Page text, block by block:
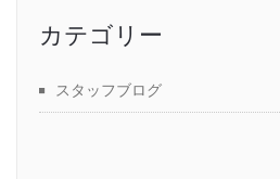
カテゴリー
スタッフブログ